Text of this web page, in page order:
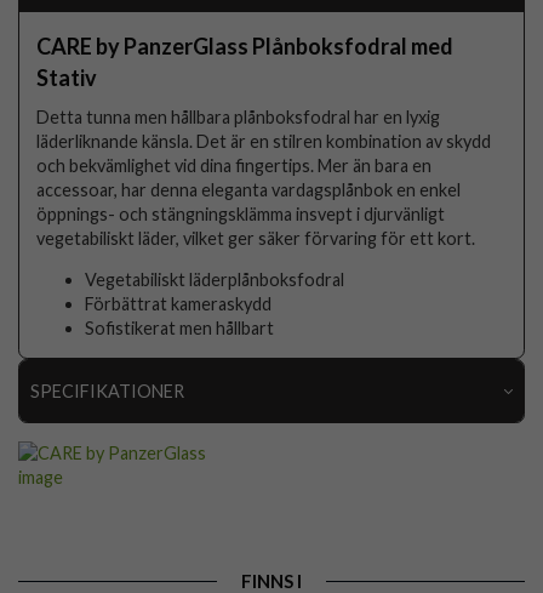
CARE by PanzerGlass Plånboksfodral med
Stativ
Detta tunna men hållbara plånboksfodral har en lyxig
läderliknande känsla. Det är en stilren kombination av skydd
och bekvämlighet vid dina fingertips. Mer än bara en
accessoar, har denna eleganta vardagsplånbok en enkel
öppnings- och stängningsklämma insvept i djurvänligt
vegetabiliskt läder, vilket ger säker förvaring för ett kort.
Vegetabiliskt läderplånboksfodral
Förbättrat kameraskydd
Sofistikerat men hållbart
SPECIFIKATIONER
Artikelnummer
Passar till
FINNS I